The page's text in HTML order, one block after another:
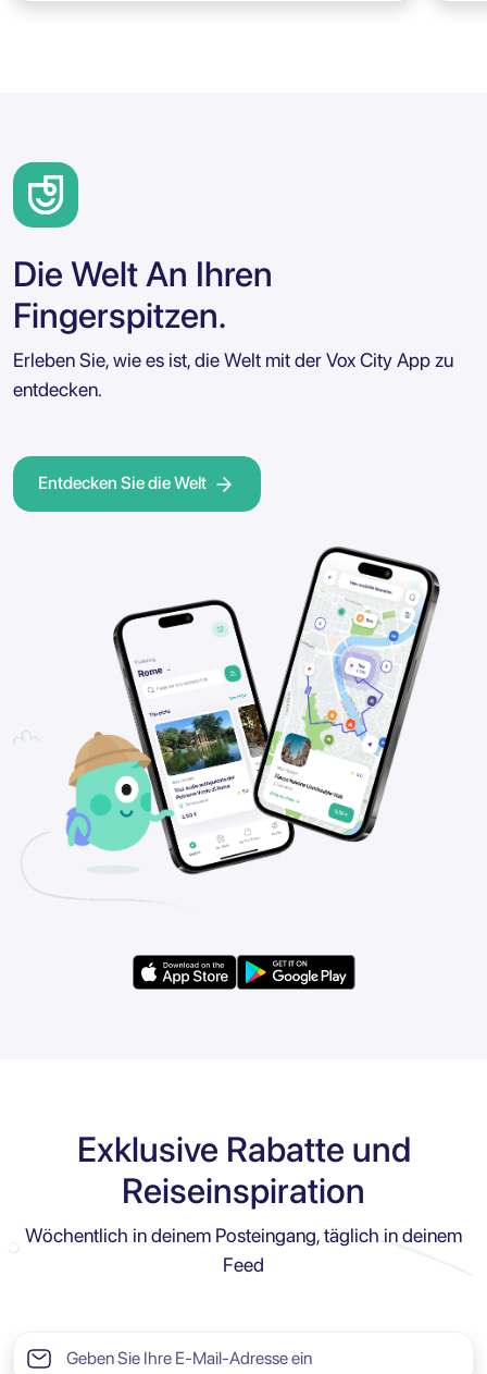
Die Welt An Ihren
Fingerspitzen.
Erleben Sie, wie es ist, die Welt mit der Vox City App zu
entdecken.
Entdecken Sie die Welt
Exklusive Rabatte und
Reiseinspiration
Wöchentlich in deinem Posteingang, täglich in deinem
Feed